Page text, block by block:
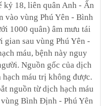
kỷ 18, liên quân Anh - Ấn
vào vùng Phú Yên - Bình
1000 quân) âm mưu tái
sau vùng Phú Yên -
máu, bệnh này nguy
Nguồn gốc của dịch
máu trị không được.
nguồn từ dịch hạch máu
Bình Định - Phú Yên